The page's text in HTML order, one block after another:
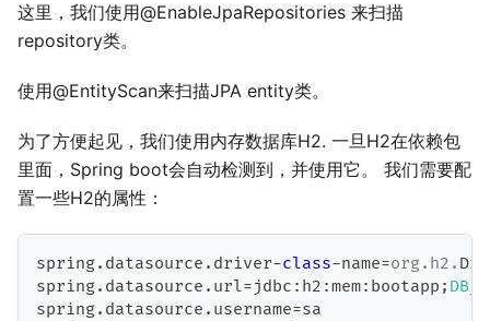
这里，我们使用@EnableJpaRepositories 来扫描
repository类。
使用@EntityScan来扫描JPA entity类。
为了方便起见，我们使用内存数据库H2. 一旦H2在依赖包
里面，Spring boot会自动检测到，并使用它。 我们需要配
置一些H2的属性：
spring. datasource . driver-class-name=org. h2 .
spring. datasource . url=jdbc : h2 :mem: bootapp ;
spring. datasource . username=sa